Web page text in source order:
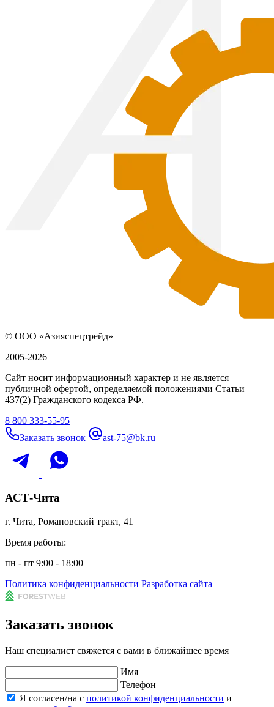
© ООО «Азияспецтрейд»
2005-2026
Сайт носит информационный характер и не является
публичной офертой, определяемой положениями Статьи
437(2) Гражданского кодекса РФ.
8 800 333-55-95
Заказать звонок
ast-75@bk.ru
АСТ-Чита
г. Чита, Романовский тракт, 41
Время работы:
пн - пт 9:00 - 18:00
Политика конфиденциальности Разработка сайта
Заказать звонок
Наш специалист свяжется с вами в ближайшее время
Имя
Телефон
Я согласен/на с политикой конфиденциальности и